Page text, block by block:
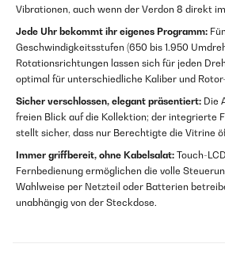
Vibrationen, auch wenn der Verdon 8 direkt
Jede Uhr bekommt ihr eigenes Programm:
Geschwindigkeitsstufen (650 bis 1.950
Rotationsrichtungen lassen sich für jeden
optimal für unterschiedliche Kaliber und
Sicher verschlossen, elegant präsentiert: Die
freien Blick auf die Kollektion; der integrierte
stellt sicher, dass nur Berechtigte die Vitrine
Immer griffbereit, ohne Kabelsalat: Touch-
Fernbedienung ermöglichen die volle
Wahlweise per Netzteil oder Batterien
unabhängig von der Steckdose.